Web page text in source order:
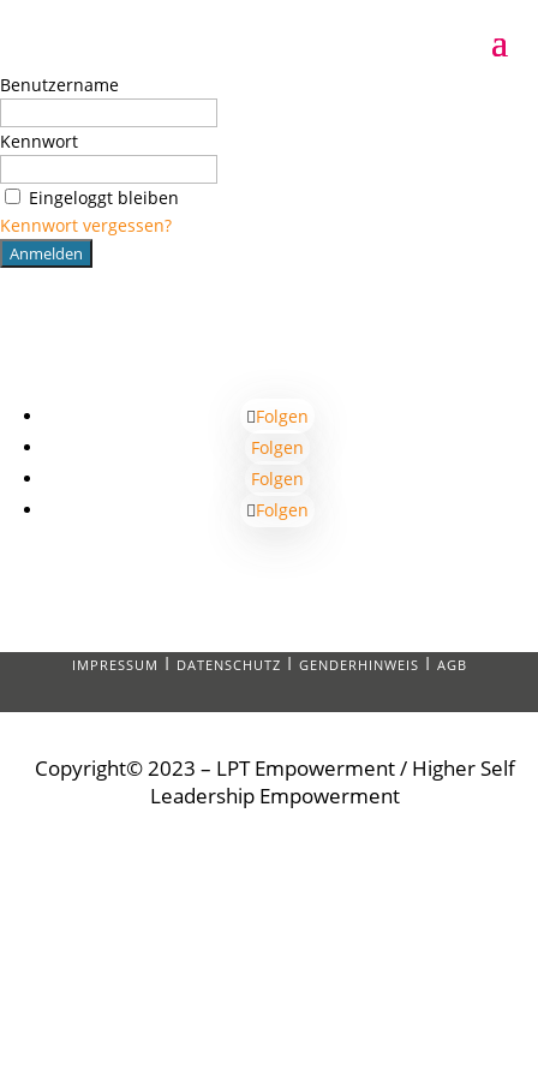
Benutzername
Kennwort
Eingeloggt bleiben
Kennwort vergessen?
Folgen
Folgen
Folgen
Folgen
IMPRESSUM I DATENSCHUTZ I GENDERHINWEIS I AGB
Copyright© 2023 – LPT Empowerment / Higher Self
Leadership Empowerment